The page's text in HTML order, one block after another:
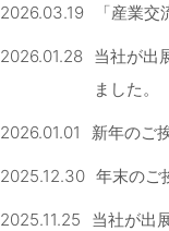
2026.03.19 「産業
2026.01.28 当社が出
ました。
2026.01.01 新年のご
2025.12.30 年末のご
2025.11.25 当社が出